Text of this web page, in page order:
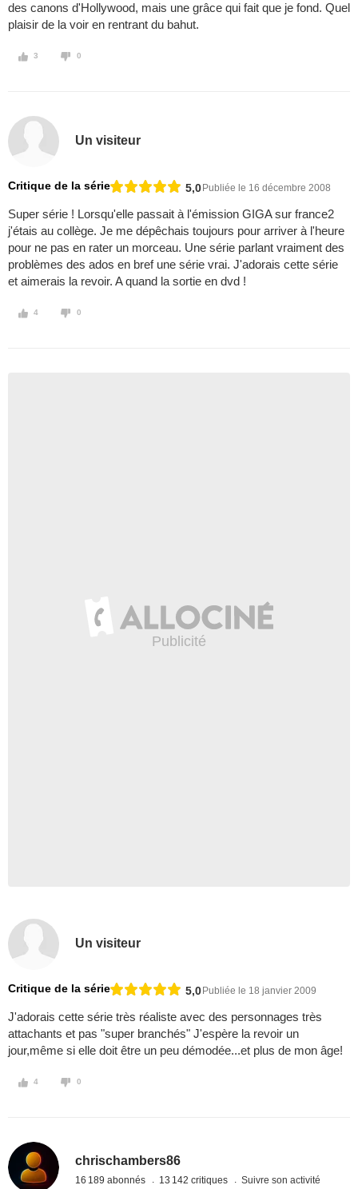
des canons d'Hollywood, mais une grâce qui fait que je fond. Quel
plaisir de la voir en rentrant du bahut.
3 0
Un visiteur
Critique de la série 5,0Publiée le 16 décembre 2008
Super série ! Lorsqu'elle passait à l'émission GIGA sur france2
j'étais au collège. Je me dépêchais toujours pour arriver à l'heure
pour ne pas en rater un morceau. Une série parlant vraiment des
problèmes des ados en bref une série vrai. J'adorais cette série
et aimerais la revoir. A quand la sortie en dvd !
4 0
Un visiteur
Critique de la série 5,0 Publiée le 18 janvier 2009
J'adorais cette série très réaliste avec des personnages très
attachants et pas "super branchés" J'espère la revoir un
jour,même si elle doit être un peu démodée...et plus de mon âge!
4 0
chrischambers86
16 189 abonnés 13 142 critiques Suivre son activité